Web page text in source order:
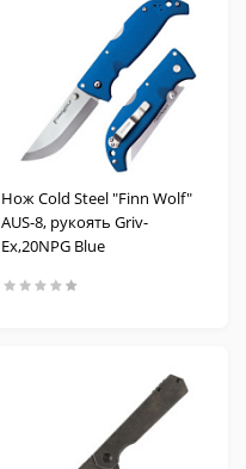
Нож Cold Steel "Finn Wolf"
AUS-8, рукоять Griv-
Ex,20NPG Blue